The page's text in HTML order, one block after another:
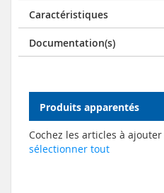
Caractéristiques
Documentation(s)
Produits apparentés
Cochez les articles à
sélectionner tout